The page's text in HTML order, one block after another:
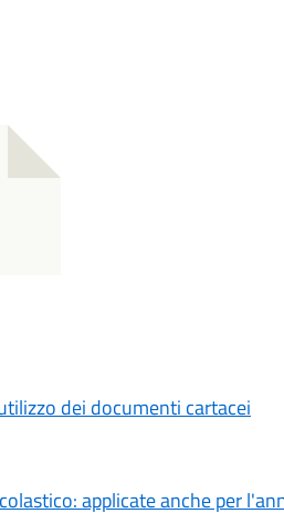
dei documenti cartacei
applicate anche per